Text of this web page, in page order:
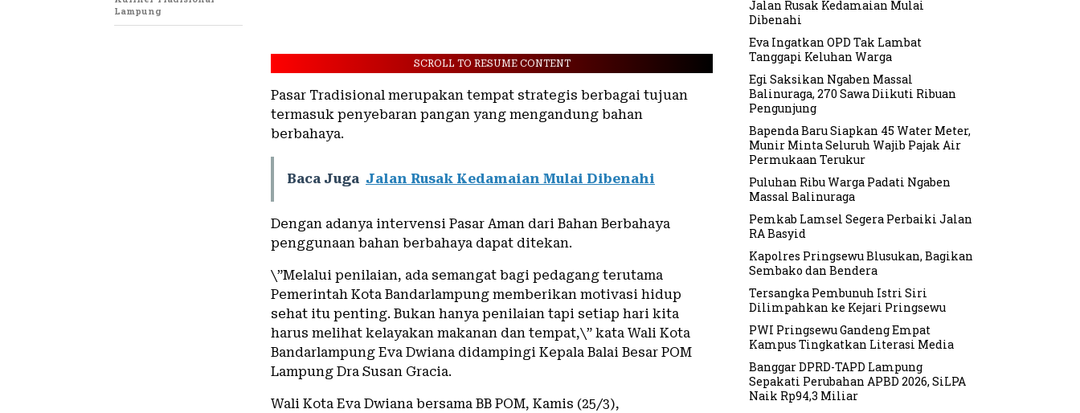
SCROLL TO RESUME CONTENT
Pasar Tradisional merupakan tempat strategis berbagai tujuan
termasuk penyebaran pangan yang mengandung bahan
berbahaya.
Baca Juga Jalan Rusak Kedamaian Mulai Dibenahi
Dengan adanya intervensi Pasar Aman dari Bahan Berbahaya
penggunaan bahan berbahaya dapat ditekan.
\”Melalui penilaian, ada semangat bagi pedagang terutama
Pemerintah Kota Bandarlampung memberikan motivasi hidup
sehat itu penting. Bukan hanya penilaian tapi setiap hari kita
harus melihat kelayakan makanan dan tempat,\” kata Wali Kota
Bandarlampung Eva Dwiana didampingi Kepala Balai Besar POM
Lampung Dra Susan Gracia.
Wali Kota Eva Dwiana bersama BB POM, Kamis (25/3),
Lampung
Jalan Rusak Kedamaian Mulai
Dibenahi
Eva Ingatkan OPD Tak Lambat
Tanggapi Keluhan Warga
Egi Saksikan Ngaben Massal
Balinuraga, 270 Sawa Diikuti Ribuan
Pengunjung
Bapenda Baru Siapkan 45 Water Meter,
Munir Minta Seluruh Wajib Pajak Air
Permukaan Terukur
Puluhan Ribu Warga Padati Ngaben
Massal Balinuraga
Pemkab Lamsel Segera Perbaiki Jalan
RA Basyid
Kapolres Pringsewu Blusukan, Bagikan
Sembako dan Bendera
Tersangka Pembunuh Istri Siri
Dilimpahkan ke Kejari Pringsewu
PWI Pringsewu Gandeng Empat
Kampus Tingkatkan Literasi Media
Banggar DPRD-TAPD Lampung
Sepakati Perubahan APBD 2026, SiLPA
Naik Rp94,3 Miliar